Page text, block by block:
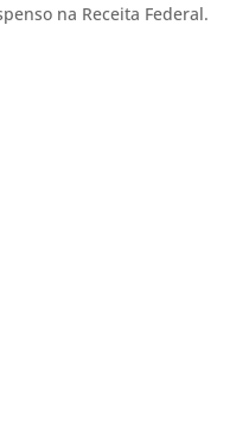
na Receita Federal.